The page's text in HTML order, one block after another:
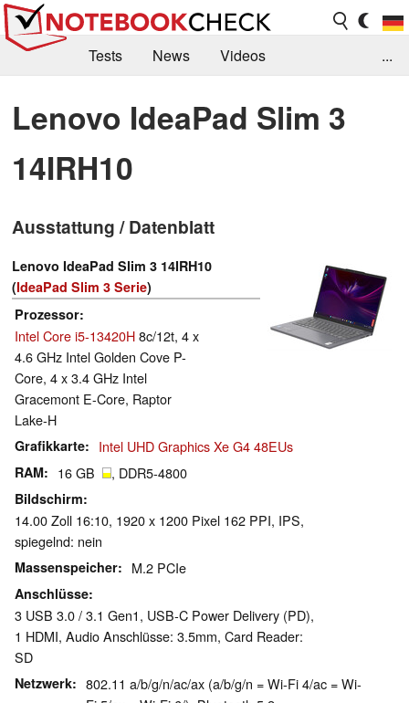
Tests News
Videos
Kaufberatung
Deals Suche
Jobs
Forum
...
Lenovo IdeaPad Slim 3
14IRH10
Ausstattung / Datenblatt
Lenovo IdeaPad Slim 3 14IRH10
(IdeaPad Slim 3 Serie)
Prozessor
Intel Core i5-13420H8c/12t, 4 x
4.6 GHz Intel Golden Cove P-
Core, 4 x 3.4 GHz Intel
Gracemont E-Core, Raptor
Lake-H
Grafikkarte Intel UHD Graphics Xe G4 48EUs
RAM 16 GB , DDR5-4800
Bildschirm
14.00 Zoll 16:10, 1920 x 1200 Pixel 162 PPI, IPS,
spiegelnd: nein
Massenspeicher M.2 PCIe
Anschlüsse
3 USB 3.0 / 3.1 Gen1, USB-C Power Delivery (PD),
1 HDMI, Audio Anschlüsse: 3.5mm, Card Reader:
SD
Netzwerk
802.11 a/b/g/n/ac/ax (a/b/g/n = Wi-Fi 4/ac = Wi-